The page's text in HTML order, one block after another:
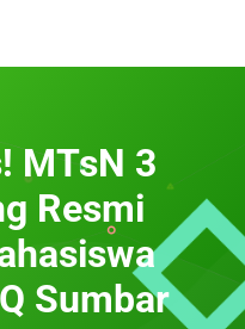
MTsN 3
Resmi
Sumbar